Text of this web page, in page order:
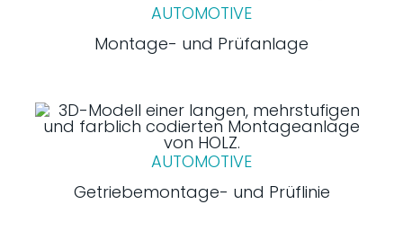
AUTOMOTIVE
Montage- und Prüfanlage
AUTOMOTIVE
Getriebemontage- und Prüflinie